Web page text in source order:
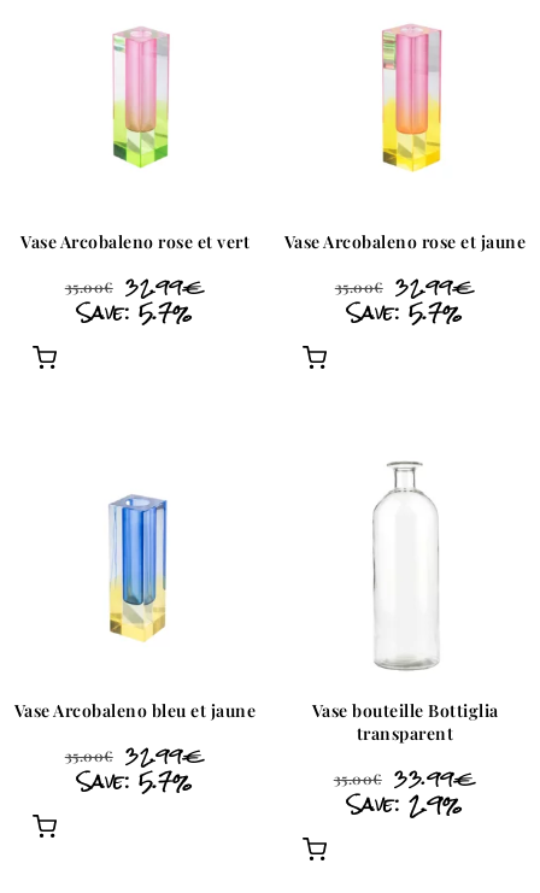
Vase Arcobaleno rose et vert
35.00€ 32.99€
Save: 5.7%
Vase Arcobaleno rose et jaune
35.00€ 32.99€
Save: 5.7%
Vase Arcobaleno bleu et jaune
35.00€ 32.99€
Save: 5.7%
Vase bouteille Bottiglia
transparent
35.00€ 33.99€
Save: 2.9%